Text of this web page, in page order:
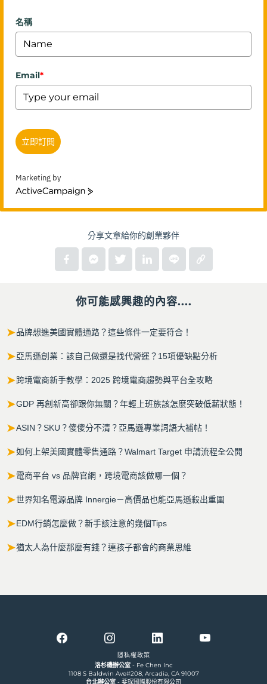
名稱
Email*
立即訂閱
Marketing by
ActiveCampaign
分享文章給你的創業夥伴
你可能感興趣的內容....
➤品牌想進美國實體通路？這些條件一定要符合！
➤亞馬遜創業：該自己做還是找代營運？15項優缺點分析
➤跨境電商新手教學：2025 跨境電商趨勢與平台全攻略
➤GDP 再創新高卻跟你無關？年輕上班族該怎麼突破低薪狀態！
➤ASIN？SKU？傻傻分不清？亞馬遜專業詞語大補帖！
➤如何上架美國實體零售通路？Walmart Target 申請流程全公開
➤電商平台 vs 品牌官網，跨境電商該做哪一個？
➤世界知名電源品牌 Innergie－高價品也能亞馬遜殺出重圍
➤EDM行銷怎麼做？新手該注意的幾個Tips
➤猶太人為什麼那麼有錢？連孩子都會的商業思維
隱私權政策
洛杉磯辦公室- Fe Chen Inc
1108 S Baldwin Ave#208, Arcadia, CA 91007
台北辦公室 - 斐琛國際股份有限公司